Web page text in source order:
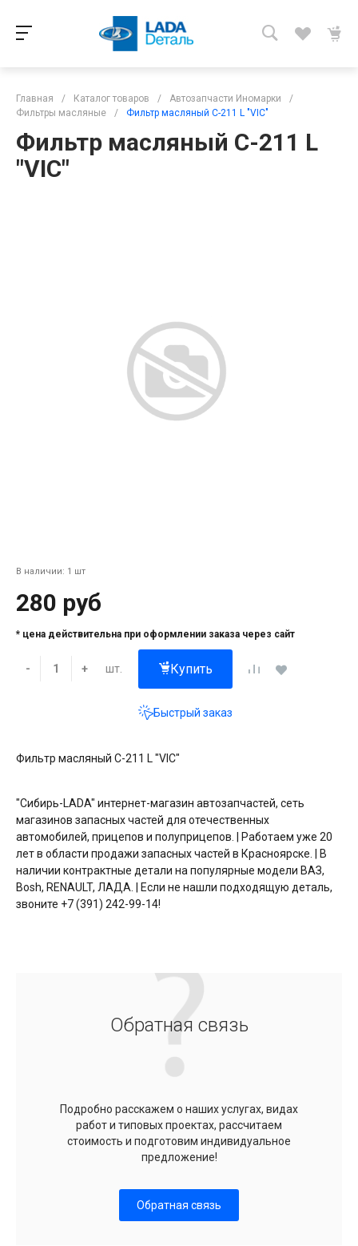
Главная / Каталог товаров / Автозапчасти Иномарки
/
Фильтры масляные
/ Фильтр масляный С-211 L "VIC"
Фильтр масляный С-211 L
"VIC"
В наличии: 1 шт
280 руб
* цена действительна при оформлении заказа через сайт
- + шт. Купить
Быстрый заказ
Фильтр масляный С-211 L "VIC"
"Сибирь-LADA" интернет-магазин автозапчастей, сеть
магазинов запасных частей для отечественных
автомобилей, прицепов и полуприцепов. | Работаем уже 20
лет в области продажи запасных частей в Красноярске. | В
наличии контрактные детали на популярные модели ВАЗ,
Bosh, RENAULT, ЛАДА. | Если не нашли подходящую деталь,
звоните +7 (391) 242-99-14!
Обратная связь
Подробно расскажем о наших услугах, видах
работ и типовых проектах, рассчитаем
стоимость и подготовим индивидуальное
предложение!
Обратная связь